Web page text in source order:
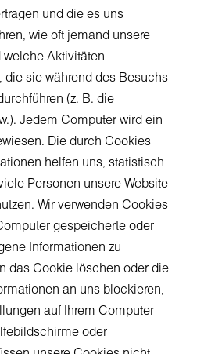
und die es uns
wie oft jemand unsere
welche Aktivitäten
die sie während des Besuchs
(z. B. die
Jedem Computer wird ein
Die durch Cookies
helfen uns, statistisch
Personen unsere Website
Wir verwenden Cookies
gespeicherte oder
Informationen zu
das Cookie löschen oder die
an uns blockieren,
auf Ihrem Computer
oder